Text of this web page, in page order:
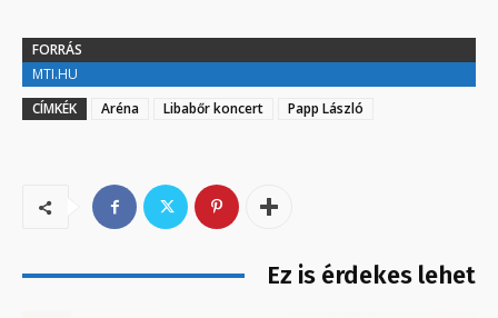
FORRÁS
MTI.HU
CÍMKÉK
Aréna Libabőr koncert Papp László
Ez is érdekes lehet